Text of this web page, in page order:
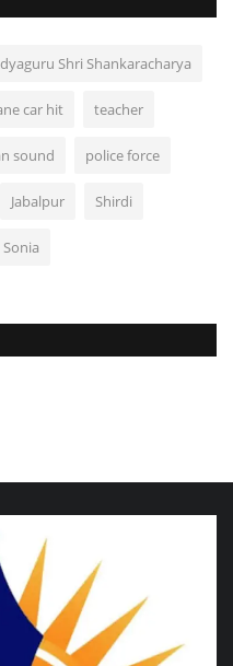
Shri Shankaracharya
car hit teacher
sound police force
Jabalpur Shirdi
Sonia